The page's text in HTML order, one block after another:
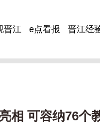
晋江 e点看报 晋江经
相 可容纳76个